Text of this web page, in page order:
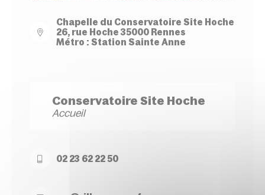
Chapelle du Conservatoire Site Hoche
26, rue Hoche 35000 Rennes
Métro : Station Sainte Anne
Conservatoire Site Hoche
Accueil
02 23 62 22 50